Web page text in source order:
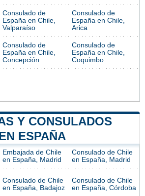
Consulado de
España en Chile,
Valparaíso
Consulado de
España en Chile,
Arica
Consulado de
España en Chile,
Concepción
Consulado de
España en Chile,
Coquimbo
Y CONSULADOS
ESPAÑA
Embajada de Chile
en España, Madrid
Consulado de Chile
en España, Madrid
Consulado de Chile
en España, Badajoz
Consulado de Chile
en España, Córdoba